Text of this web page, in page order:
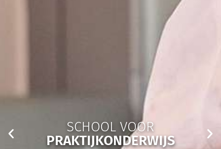
WAT IS JOUW
KWALITEIT